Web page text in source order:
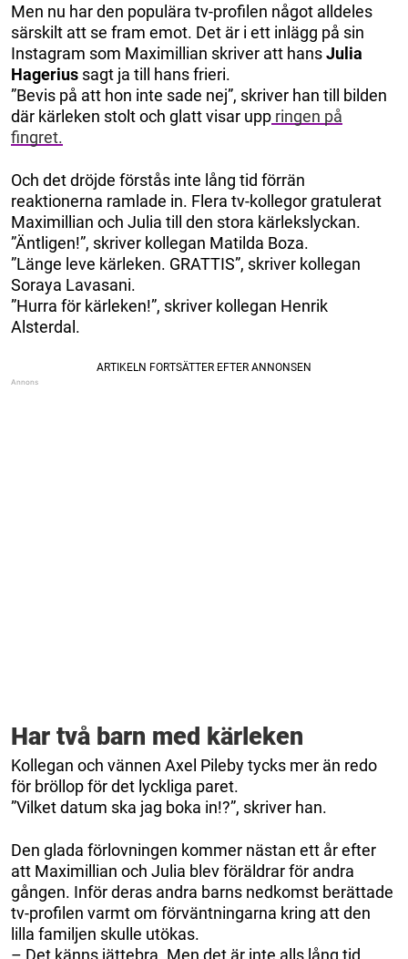
Men nu har den populära tv-profilen något alldeles
särskilt att se fram emot. Det är i ett inlägg på sin
Instagram som Maximillian skriver att hansJulia
Hagerius sagt ja till hans frieri.
”Bevis på att hon inte sade nej”, skriver han till bilden
där kärleken stolt och glatt visar upp ringen på
fingret.
Och det dröjde förstås inte lång tid förrän
reaktionerna ramlade in. Flera tv-kollegor gratulerat
Maximillian och Julia till den stora kärlekslyckan.
”Äntligen!”, skriver kollegan Matilda Boza.
”Länge leve kärleken. GRATTIS”, skriver kollegan
Soraya Lavasani.
”Hurra för kärleken!”, skriver kollegan Henrik
Alsterdal.
Har två barn med kärleken
Kollegan och vännen Axel Pileby tycks mer än redo
för bröllop för det lyckliga paret.
”Vilket datum ska jag boka in!?”, skriver han.
Den glada förlovningen kommer nästan ett år efter
att Maximillian och Julia blev föräldrar för andra
gången. Inför deras andra barns nedkomst berättade
tv-profilen varmt om förväntningarna kring att den
lilla familjen skulle utökas.
– Det känns jättebra. Men det är inte alls lång tid